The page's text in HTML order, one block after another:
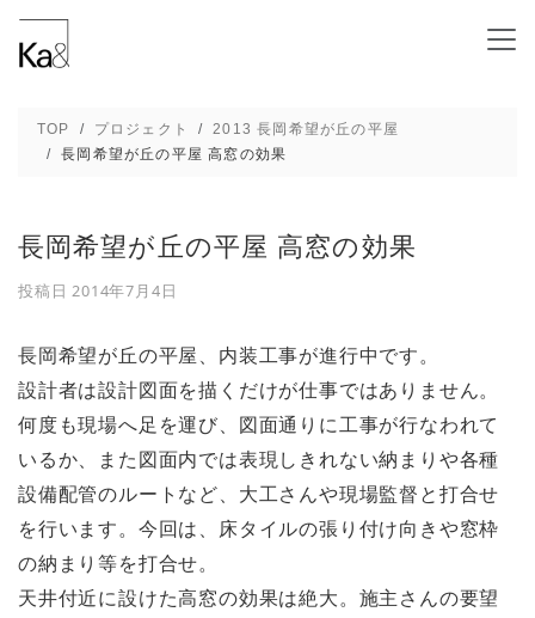
長岡希望が丘の平屋 高窓の効果 - 新潟の建
TOP プロジェクト
2013 長岡希望が丘の平屋
長岡希望が丘の平屋 高窓の効果
長岡希望が丘の平屋 高窓の効果
投稿日2014年7月4日
長岡希望が丘の平屋、内装工事が進行中です。
設計者は設計図面を描くだけが仕事ではありません。
何度も現場へ足を運び、図面通りに工事が行なわれて
いるか、また図面内では表現しきれない納まりや各種
設備配管のルートなど、大工さんや現場監督と打合せ
を行います。今回は、床タイルの張り付け向きや窓枠
の納まり等を打合せ。
天井付近に設けた高窓の効果は絶大。施主さんの要望